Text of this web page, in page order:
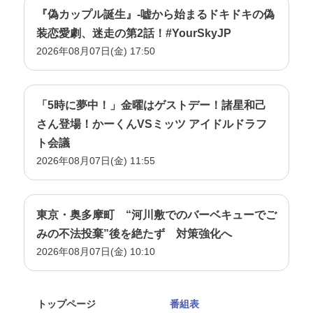
『偽カップル誕生』-嘘から始まるドキドキの偽
装恋愛劇、迷走の第2話！#YourSkyJP
2026年08月07日(金) 17:50
「5時に夢中！」金曜はゲストデー！諸星和己
さん登場！かーくんVSミッツ アイドルドラフ
ト会議
2026年08月07日(金) 11:55
東京・奥多摩町 “河川敷でのバーベキューでご
みの不法投棄”後を絶たず 対策強化へ
2026年08月07日(金) 10:10
トップページ 番組表